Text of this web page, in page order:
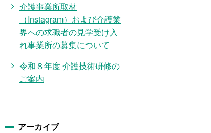
介護事業所取材
（Instagram）および介護業
界への求職者の見学受け入
れ事業所の募集について
令和８年度 介護技術研修の
ご案内
アーカイブ